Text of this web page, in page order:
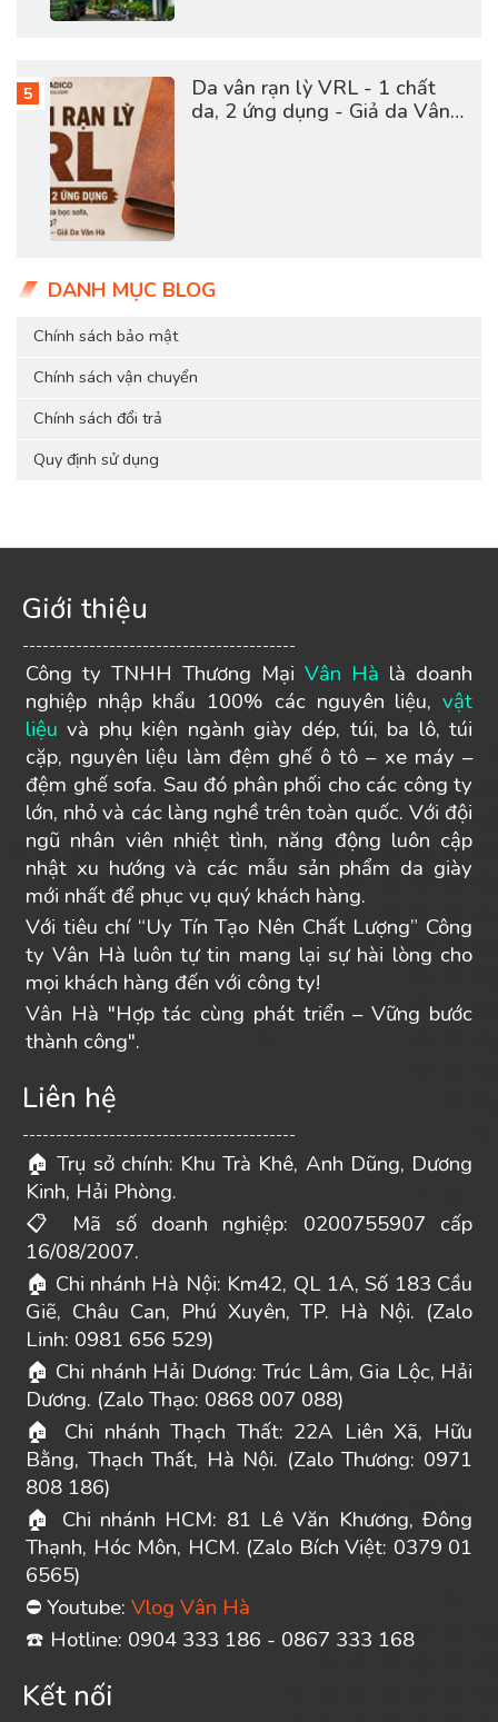
Da vân rạn lỳ VRL - 1 chất
da, 2 ứng dụng - Giả da Vân
DANH MỤC BLOG
Chính sách bảo mật
Chính sách vận chuyển
Chính sách đổi trả
Quy định sử dụng
Giới thiệu
-----------------------------------------
Công ty TNHH Thương Mại Vân Hà là doanh
nghiệp nhập khẩu 100% các nguyên liệu, vật
liệu và phụ kiện ngành giày dép, túi, ba lô, túi
cặp, nguyên liệu làm đệm ghế ô tô – xe máy –
đệm ghế sofa. Sau đó phân phối cho các công ty
lớn, nhỏ và các làng nghề trên toàn quốc. Với đội
ngũ nhân viên nhiệt tình, năng động luôn cập
nhật xu hướng và các mẫu sản phẩm da giày
mới nhất để phục vụ quý khách hàng.
Với tiêu chí “Uy Tín Tạo Nên Chất Lượng” Công
ty Vân Hà luôn tự tin mang lại sự hài lòng cho
mọi khách hàng đến với công ty!
Vân Hà "Hợp tác cùng phát triển – Vững bước
thành công".
Liên hệ
-----------------------------------------
🏠 Trụ sở chính: Khu Trà Khê, Anh Dũng, Dương
Kinh, Hải Phòng.
📋
Mã số doanh nghiệp: 0200755907 cấp
16/08/2007.
🏠 Chi nhánh Hà Nội: Km42, QL 1A, Số 183 Cầu
Giẽ, Châu Can, Phú Xuyên, TP. Hà Nội. (Zalo
Linh: 0981 656 529)
🏠 Chi nhánh Hải Dương: Trúc Lâm, Gia Lộc, Hải
Dương. (Zalo Thạo: 0868 007 088)
🏠 Chi nhánh Thạch Thất: 22A Liên Xã, Hữu
Bằng, Thạch Thất, Hà Nội. (Zalo Thương: 0971
808 186)
🏠
Chi nhánh HCM: 81 Lê Văn Khương, Đông
Thạnh, Hóc Môn, HCM. (Zalo Bích Việt: 0379 01
6565)
⛔ Youtube: Vlog Vân Hà
☎ ️ Hotline: 0904 333 186 - 0867 333 168
Kết nối